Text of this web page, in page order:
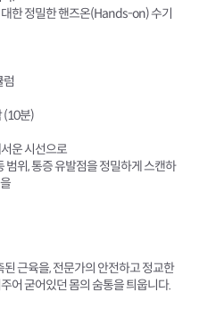
대한 정밀한 핸즈온(Hands-on) 수기
럼
(10분)
운 시선으로
범위, 통증 유발점을 정밀하게 스캔하
근육을, 전문가의 안전하고 정교한
어 굳어있던 몸의 숨통을 틔웁니다.